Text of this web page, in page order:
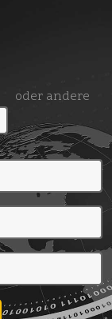
oder andere